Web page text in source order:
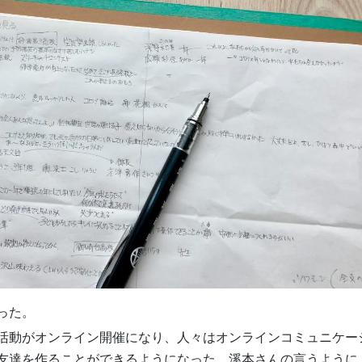
た。
動がオンライン開催になり、人々はオンラインコミュニケー
達を作ることができるようになった。溪本さんの言うように